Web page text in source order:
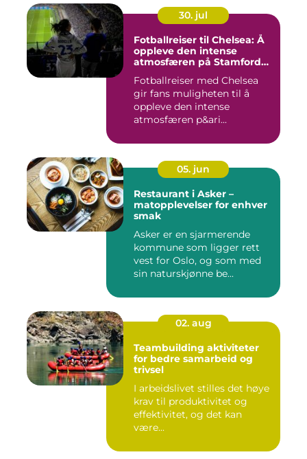
30. jul
Fotballreiser til Chelsea: Å
oppleve den intense
atmosfæren på Stamford
Fotballreiser med Chelsea
gir fans muligheten til å
oppleve den intense
atmosfæren p&ari...
05. jun
Restaurant i Asker –
matopplevelser for enhver
smak
Asker er en sjarmerende
kommune som ligger rett
vest for Oslo, og som med
sin naturskjønne be...
02. aug
Teambuilding aktiviteter
for bedre samarbeid og
trivsel
I arbeidslivet stilles det høye
krav til produktivitet og
effektivitet, og det kan
være...